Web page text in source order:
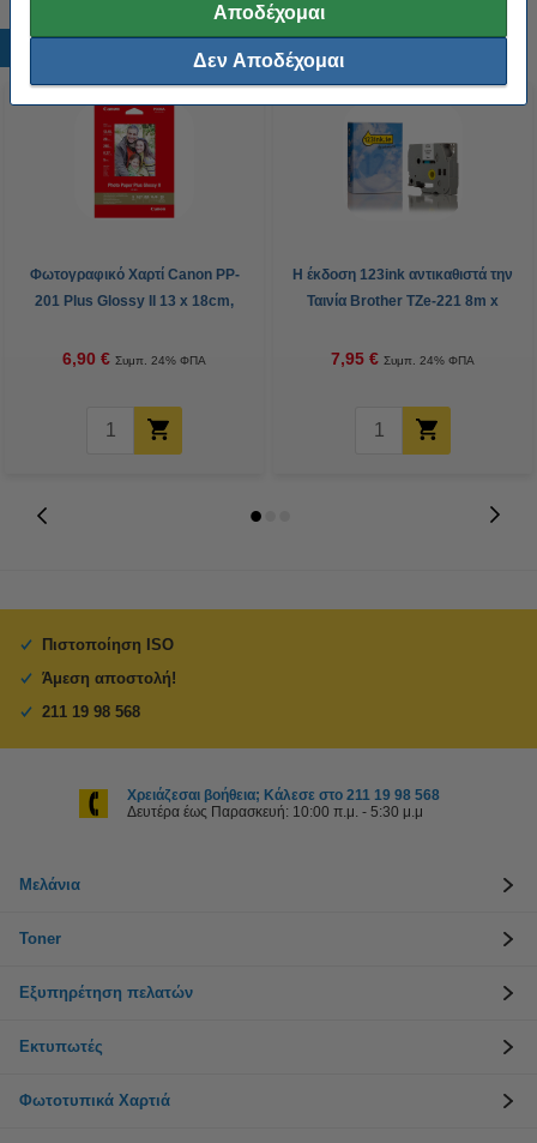
Αποδέχομαι
Δεν Αποδέχομαι
Δημοφιλή προϊόντα
Φωτογραφικό Χαρτί Canon PP-
201 Plus Glossy II 13 x 18cm,
6,90 € Συμπ. 24% ΦΠΑ
Η έκδοση 123ink αντικαθιστά την
Ταινία Brother TZe-221 8m x
7,95 € Συμπ. 24% ΦΠΑ
Πιστοποίηση ISO
Άμεση αποστολή!
211 19 98 568
Χρειάζεσαι βοήθεια; Κάλεσε στο 211 19 98 568
Δευτέρα έως Παρασκευή: 10:00 π.μ. - 5:30 μ.μ
Μελάνια
Toner
Εξυπηρέτηση πελατών
Εκτυπωτές
Φωτοτυπικά Χαρτιά